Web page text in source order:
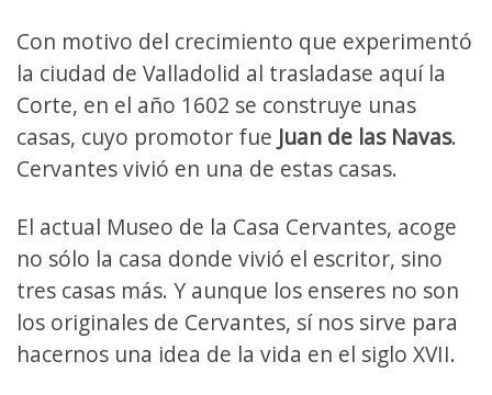
Con motivo del crecimiento que experimentó
la ciudad de Valladolid al trasladase aquí la
Corte, en el año 1602 se construye unas
casas, cuyo promotor fue Juan de las Navas.
Cervantes vivió en una de estas casas.
El actual Museo de la Casa Cervantes, acoge
no sólo la casa donde vivió el escritor, sino
tres casas más. Y aunque los enseres no son
los originales de Cervantes, sí nos sirve para
hacernos una idea de la vida en el siglo XVII.